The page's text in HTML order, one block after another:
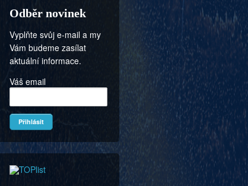
Odběr novinek
Vyplňte svůj e-mail a my
Vám budeme zasílat
aktuální informace.
Váš email